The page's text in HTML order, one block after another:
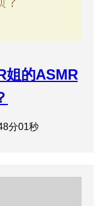
姐的ASMR
分01秒